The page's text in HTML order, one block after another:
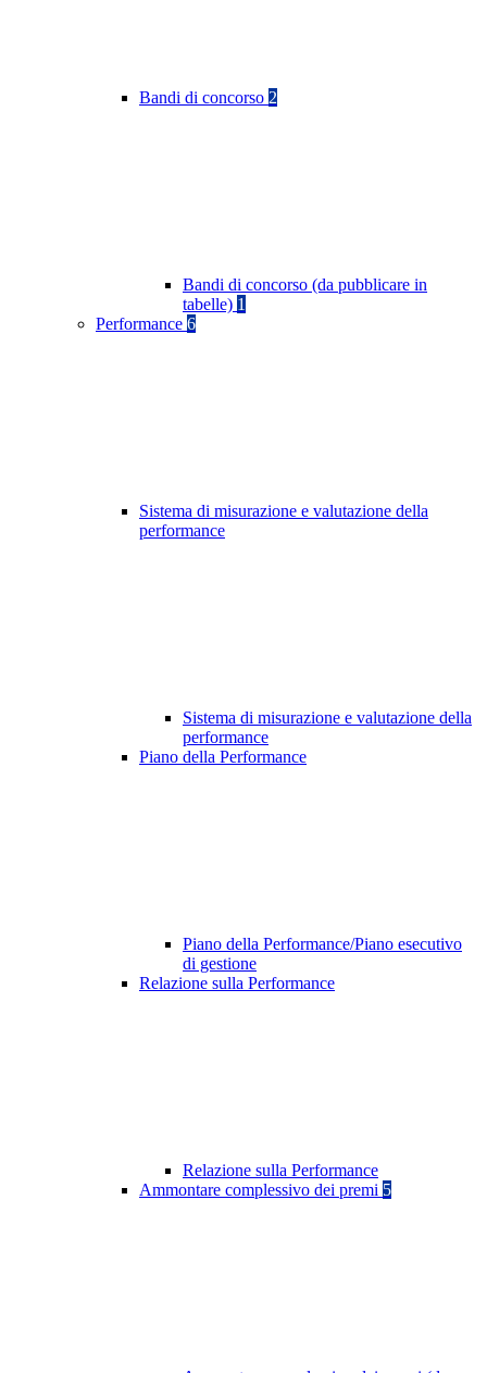
Bandi di concorso 2
Bandi di concorso (da pubblicare in
tabelle) 1
Performance 6
Sistema di misurazione e valutazione della
performance
Sistema di misurazione e valutazione della
performance
Piano della Performance
Piano della Performance/Piano esecutivo
di gestione
Relazione sulla Performance
Relazione sulla Performance
Ammontare complessivo dei premi 5